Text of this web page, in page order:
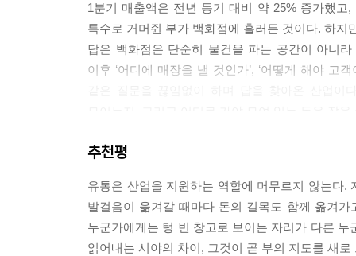
오프라인이 죽어가는 것이 아니다. 죽어가는 것
히 다른 질문에서 출발한다. ‘무엇을 팔 것인가’가
물건이 쌓여 있는 공간은 재고를 관리하는 비용 덩
을 설계하고, 온라인이 절대 배송할 수 없는 감동
는 무대로 바꾸는 비밀을 지금부터 풀어본다.
--- pp.174~175, (CHAPTER 3_ 공간의 연금술: 상
워런 버핏은 ‘물이 빠지면 누가 발가벗고 수영을
다. 그들은 지도를 다시 그릴 영토를 찾아 움직인다.
1분기 매출액은 전년 동기 대비 약 25% 증가했고
특수로 거머쥔 부가 백화점에 흘러든 것이다. 하
답은 백화점은 단순히 물건을 파는 공간이 아니
이후 ‘어디에 매장을 낼 것인가’, ‘어떻게 해야 고
모이는지, 그리고 어디로 가야 모여 있는 돈을 잡
유통이 지배하는 세상에 살고 있다. 『유통으로
시대 변화에 따라 새로 그려졌던 ‘돈의 지도’
누구보다 먼저 그 흐름을 주도했던 유통산업의 전략
추천평
유통은 산업을 지원하는 역할에 머무르지 않는다
발걸음이 옮겨갈 때마다 돈의 길목도 함께 옮겨
누군가에게는 텅 빈 창고로 보이는 자리가 다른
읽어내는 시야의 차이, 그것이 곧 부의 지도를 새로